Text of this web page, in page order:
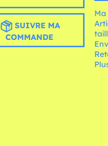
SUIVRE MA
COMMANDE